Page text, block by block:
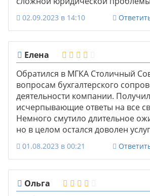
02.09.2023 в 14:10
Елена
Обратился в МГКА Столичный
вопросам бухгалтерского
деятельности компании. Получил
исчерпывающие ответы на все
Немного смутило длительное
но в целом остался доволен
01.08.2023 в 00:21
Ольга